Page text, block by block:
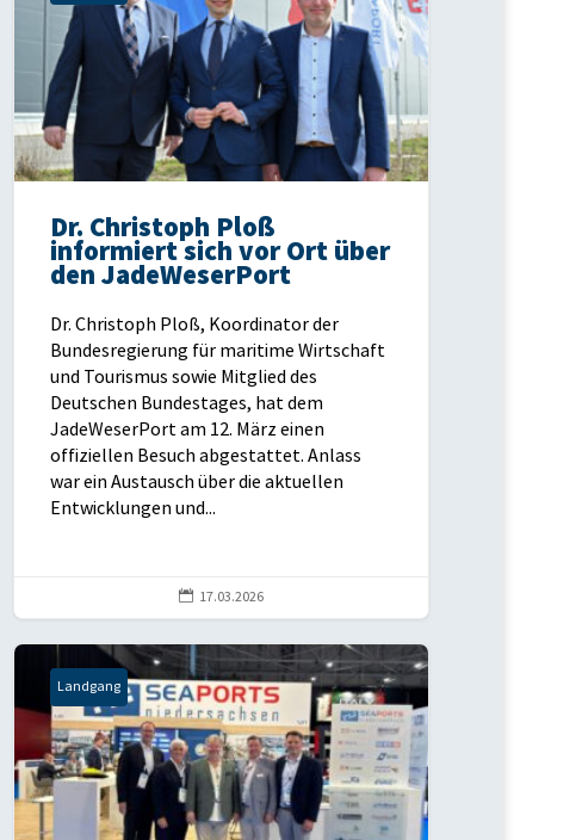
Dr. Christoph Ploß
informiert sich vor Ort über
den JadeWeserPort
Dr. Christoph Ploß, Koordinator der
Bundesregierung für maritime Wirtschaft
und Tourismus sowie Mitglied des
Deutschen Bundestages, hat dem
JadeWeserPort am 12. März einen
offiziellen Besuch abgestattet. Anlass
war ein Austausch über die aktuellen
Entwicklungen und...
 17.03.2026
Landgang